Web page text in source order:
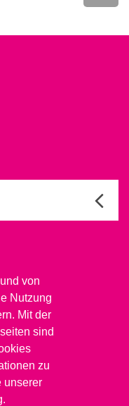
von
Nutzung
Mit der
sind
zu
unserer